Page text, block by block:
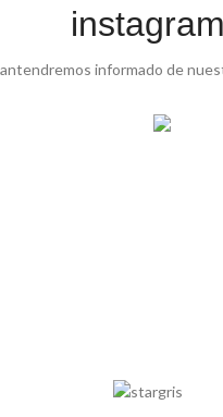
instagram
informado de